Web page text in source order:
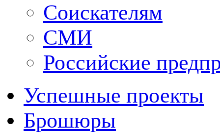
Соискателям
СМИ
Российские
Успешные проекты
Брошюры